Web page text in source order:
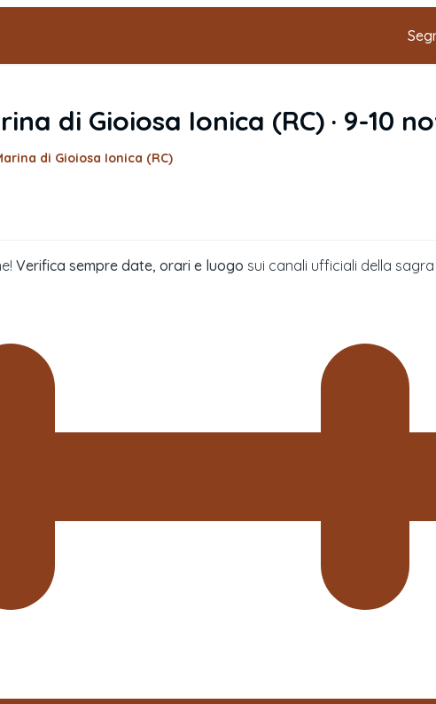
di Gioiosa Ionica (RC) · 9-10
di Gioiosa Ionica (RC)
Verifica sempre date, orari e luogo sui canali ufficiali della